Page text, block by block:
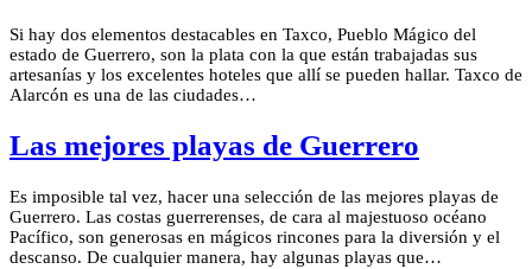
Si hay dos elementos destacables en Taxco, Pueblo Mágico del
estado de Guerrero, son la plata con la que están trabajadas sus
artesanías y los excelentes hoteles que allí se pueden hallar. Taxco de
Alarcón es una de las ciudades…
Las mejores playas de Guerrero
Es imposible tal vez, hacer una selección de las mejores playas de
Guerrero. Las costas guerrerenses, de cara al majestuoso océano
Pacífico, son generosas en mágicos rincones para la diversión y el
descanso. De cualquier manera, hay algunas playas que…